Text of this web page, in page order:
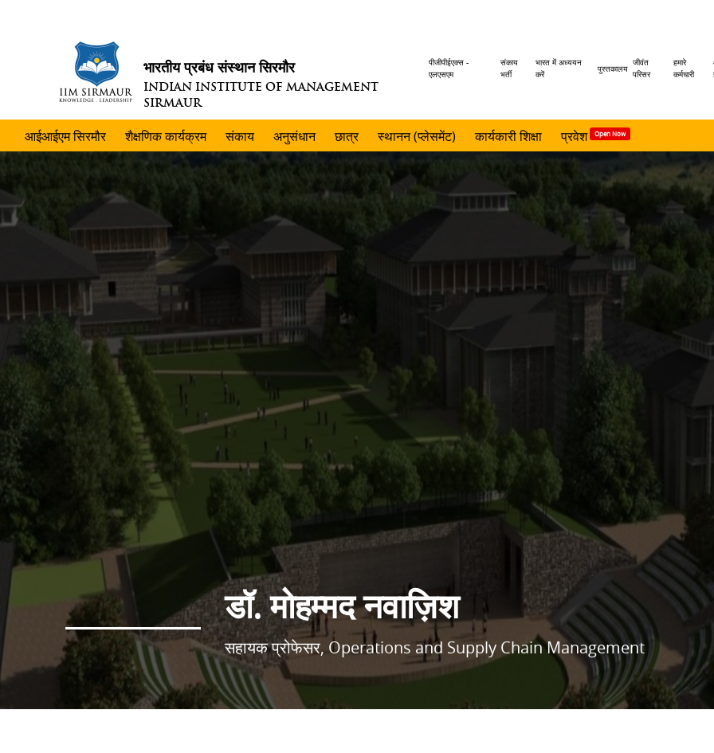
भारतीय प्रबंध संस्थान सिरमौर
INDIAN INSTITUTE OF MANAGEMENT
SIRMAUR
Header
पीजीपीईएक्स -
एलएसएम
संकाय
भर्ती
भारत में अध्ययन
करें
पुस्तकालय
जीवंत
परिसर
हमारे
कर्मचारी
आईआईएम सिरमौर शैक्षणिक कार्यक्रम संकाय अनुसंधान छात्र स्थानन (प्लेसमेंट) कार्यकारी शिक्षा प्रवेश
डॉ. मोहम्मद नवाज़िश
सहायक प्रोफेसर, Operations and Supply Chain Management